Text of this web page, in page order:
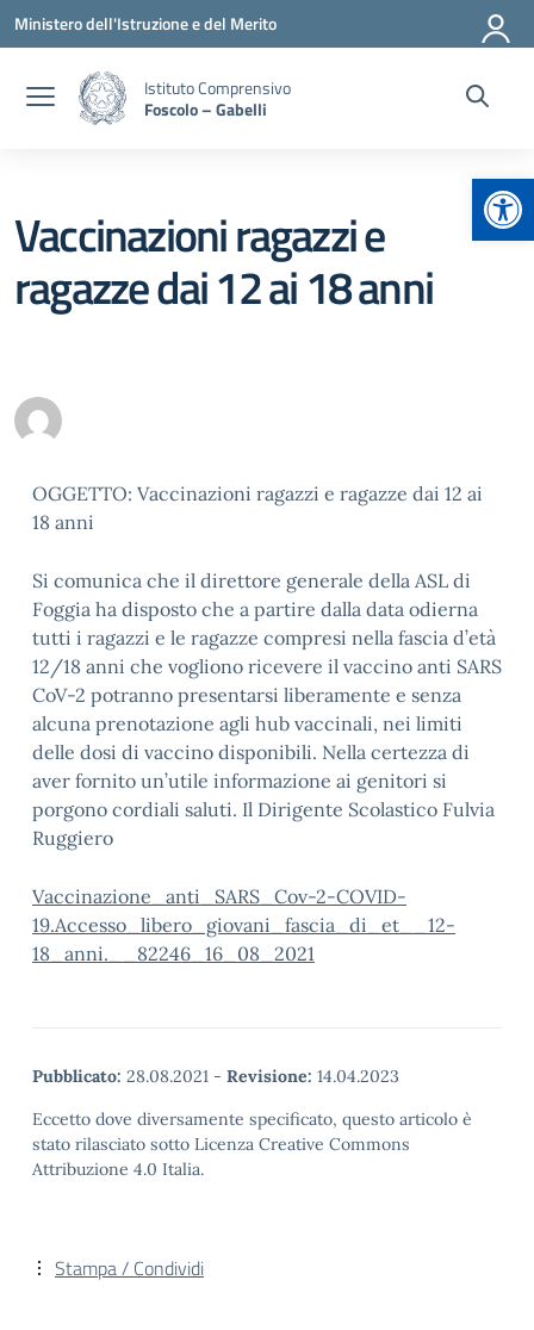
Vai ai contenuti
Vai al menu di navigazione
Vai al footer
Ministero dell'Istruzione e del Merito
Istituto Comprensivo
Foscolo – Gabelli
Vaccinazioni ragazzi e
ragazze dai 12 ai 18 anni
OGGETTO: Vaccinazioni ragazzi e ragazze dai 12 ai
18 anni
Si comunica che il direttore generale della ASL di
Foggia ha disposto che a partire dalla data odierna
tutti i ragazzi e le ragazze compresi nella fascia d’età
12/18 anni che vogliono ricevere il vaccino anti SARS
CoV-2 potranno presentarsi liberamente e senza
alcuna prenotazione agli hub vaccinali, nei limiti
delle dosi di vaccino disponibili. Nella certezza di
aver fornito un’utile informazione ai genitori si
porgono cordiali saluti. Il Dirigente Scolastico Fulvia
Ruggiero
Vaccinazione_anti_SARS_Cov-2-COVID-
19.Accesso_libero_giovani_fascia_di_et__12-
18_anni.__82246_16_08_2021
Pubblicato: 28.08.2021 - Revisione: 14.04.2023
Eccetto dove diversamente specificato, questo articolo è
stato rilasciato sotto Licenza Creative Commons
Attribuzione 4.0 Italia.
Stampa / Condividi